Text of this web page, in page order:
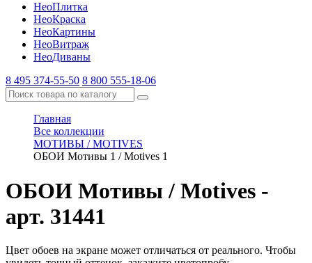
НеоПлитка
НеоКраска
НеоКартины
НеоВитраж
НеоДиваны
8 495 374-55-50 8 800 555-18-06
Главная
Все коллекции
МОТИВЫ / MOTIVES
ОБОИ Мотивы 1 / Motives 1
ОБОИ Мотивы / Motives -
арт. 31441
Цвет обоев на экране может отличаться от реального. Чтобы